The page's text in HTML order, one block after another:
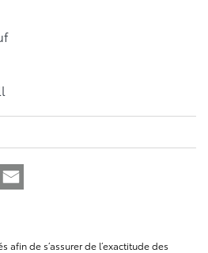
afin de s’assurer de l’exactitude des